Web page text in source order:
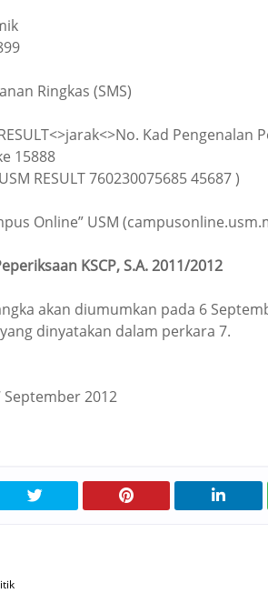
Ringkas (SMS)
Kad Pengenalan
15888
RESULT 760230075685 45687 )
Online” USM
KSCP, S.A. 2011/2012
akan diumumkan pada 6
dinyatakan dalam perkara 7.
2012